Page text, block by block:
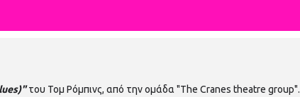
του Τομ Ρόμπινς, από την ομάδα "The Cranes theatre group".